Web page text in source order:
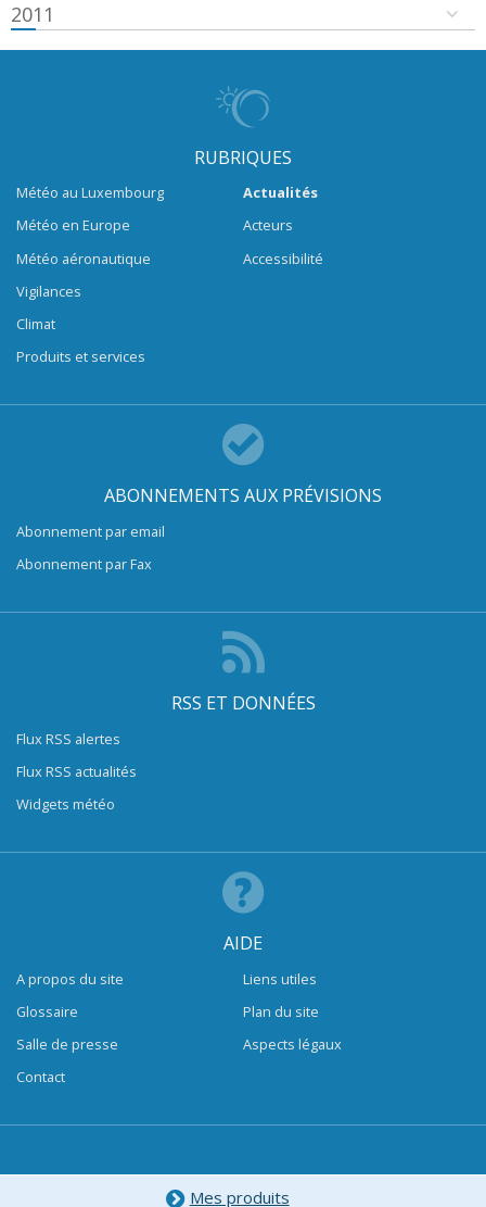
2011
RUBRIQUES
Météo au Luxembourg
Météo en Europe
Météo aéronautique
Vigilances
Climat
Produits et services
Actualités
Acteurs
Accessibilité
ABONNEMENTS AUX PRÉVISIONS
Abonnement par email
Abonnement par Fax
RSS ET DONNÉES
Flux RSS alertes
Flux RSS actualités
Widgets météo
AIDE
A propos du site
Glossaire
Salle de presse
Contact
Liens utiles
Plan du site
Aspects légaux
Mes produits